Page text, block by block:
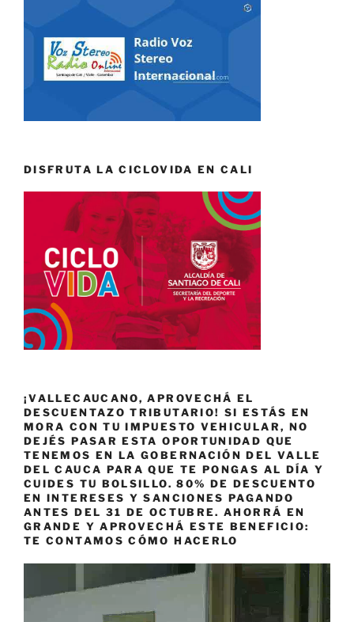
DISFRUTA LA CICLOVIDA EN CALI
¡VALLECAUCANO, APROVECHÁ EL
DESCUENTAZO TRIBUTARIO! SI ESTÁS EN
MORA CON TU IMPUESTO VEHICULAR, NO
DEJÉS PASAR ESTA OPORTUNIDAD QUE
TENEMOS EN LA GOBERNACIÓN DEL VALLE
DEL CAUCA PARA QUE TE PONGAS AL DÍA Y
CUIDES TU BOLSILLO. 80% DE DESCUENTO
EN INTERESES Y SANCIONES PAGANDO
ANTES DEL 31 DE OCTUBRE. AHORRÁ EN
GRANDE Y APROVECHÁ ESTE BENEFICIO:
TE CONTAMOS CÓMO HACERLO